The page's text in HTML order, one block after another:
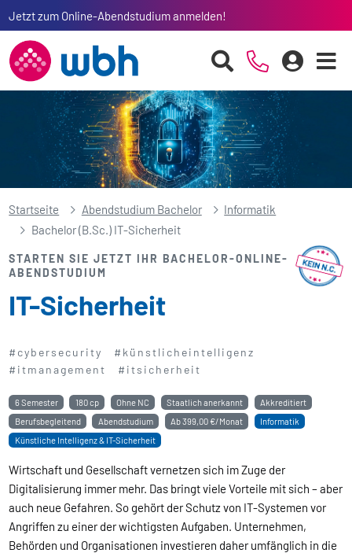
Jetzt zum Online-Abendstudium anmelden!
Startseite Abendstudium Bachelor
Informatik
Bachelor (B.Sc.) IT-Sicherheit
STARTEN SIE JETZT IHR BACHELOR-ONLINE-
ABENDSTUDIUM
IT-Sicherheit
#cybersecurity
#künstlicheintelligenz
#itmanagement
#itsicherheit
6 Semester 180 cp Ohne NC Staatlich anerkannt
Akkreditiert
Berufsbegleitend
Abendstudium Ab399,00 €/Monat
Informatik
Künstliche Intelligenz & IT-Sicherheit
Wirtschaft und Gesellschaft vernetzen sich im Zuge der
Digitalisierung immer mehr. Das bringt viele Vorteile mit sich – aber
auch neue Gefahren. So gehört der Schutz von IT-Systemen vor
Angriffen zu einer der wichtigsten Aufgaben. Unternehmen,
Behörden und Organisationen investieren daher umfänglich in die